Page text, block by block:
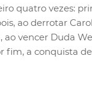
quatro vezes:
ao derrotar
ao vencer Duda
fim, a conquista